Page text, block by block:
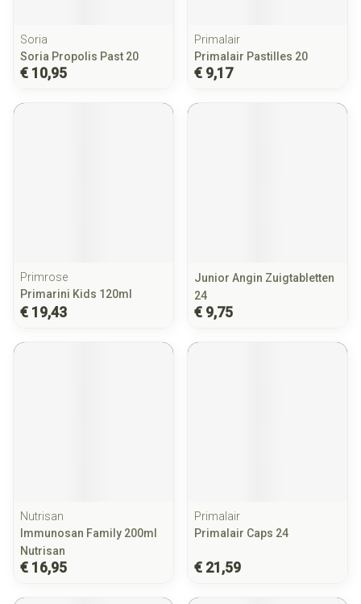
Soria
Soria Propolis Past 20
€ 10,95
Primalair
Primalair Pastilles 20
€ 9,17
Primrose
Primarini Kids 120ml
€ 19,43
Junior Angin Zuigtabletten
24
€ 9,75
Nutrisan
Immunosan Family 200ml
Nutrisan
€ 16,95
Primalair
Primalair Caps 24
€ 21,59